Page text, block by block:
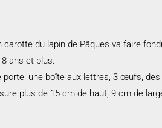
carotte du lapin de Pâques va faire
ans et plus.
porte, une boîte aux lettres, 3 œufs, des
plus de 15 cm de haut, 9 cm de